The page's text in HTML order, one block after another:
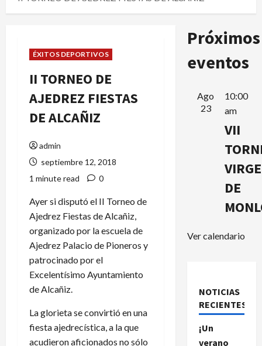
ÉXITOS DEPORTIVOS
II TORNEO DE
AJEDREZ FIESTAS
DE ALCAÑIZ
admin
septiembre 12, 2018
1 minute read
0
Ayer si disputó el II Torneo de
Ajedrez Fiestas de Alcañiz,
organizado por la escuela de
Ajedrez Palacio de Pioneros y
patrocinado por el
Excelentísimo Ayuntamiento
de Alcañiz.
La glorieta se convirtió en una
fiesta ajedrecística, a la que
acudieron aficionados no sólo
Próximos
eventos
Ago
23
10:00
am
VII
DE
Ver calendario
NOTICIAS
RECIENTES.
¡Un
verano